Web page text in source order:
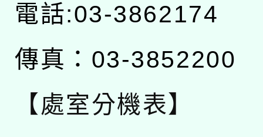
電話:03-3862174
傳真：03-3852200
【處室分機表】